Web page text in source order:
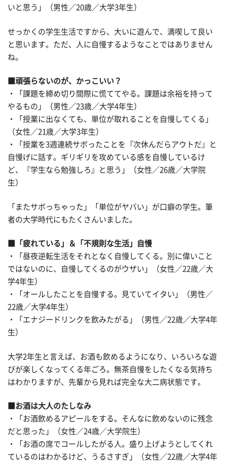
いと思う」（男性／20歳／大学3年生）
せっかくの学生生活ですから、大いに遊んで、満喫して良い
と思います。ただ、人に自慢するようなことではありません
ね。
■頑張らないのが、かっこいい？
・「課題を締め切り間際に慌ててやる。課題は余裕を持って
やるもの」（男性／23歳／大学4年生）
・「授業に出なくても、単位が取れることを自慢してくる」
（女性／21歳／大学3年生）
・「授業を3週連続サボったことを『次休んだらアウトだ』と
自慢げに話す。ギリギリを攻めている感を自慢しているけ
ど、『学生なら勉強しろ』と思う」（女性／26歳／大学院
生）
「またサボっちゃった」「単位がヤバい」が口癖の学生。筆
者の大学時代にもたくさんいました。
■「疲れている」＆「不規則な生活」自慢
・「昼夜逆転生活をそれとなく自慢してくる。別に偉いこと
ではないのに、自慢してくるのがウザい」（女性／22歳／大
学4年生）
・「オールしたことを自慢する。見ていてイタい」（男性／
22歳／大学4年生）
・「エナジードリンクを飲みたがる」（男性／22歳／大学4年
生）
大学2年生と言えば、お酒も飲めるようになり、いろいろな遊
びが楽しくなってくる年ごろ。無茶自慢をしたくなる気持ち
はわかりますが、先輩から見れば完全な大二病状態です。
■お酒は大人のたしなみ
・「お酒飲めるアピールをする。そんなに飲めないのに残念
だと思った」（女性／24歳／大学院生）
・「お酒の席でコールしたがる人。盛り上げようとしてくれ
ているのはわかるけど、うるさすぎ」（女性／22歳／大学4年